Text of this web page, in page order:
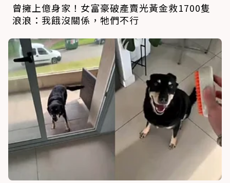
曾擁上億身家！女富豪破產賣光黃金救1700隻
浪浪：我餓沒關係，牠們不行